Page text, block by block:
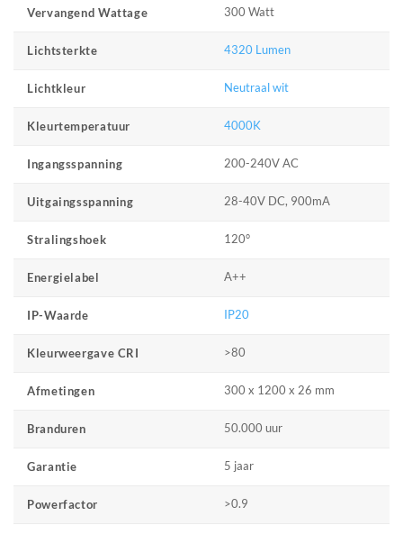
Vervangend Wattage 300 Watt
Lichtsterkte 4320 Lumen
Lichtkleur Neutraal wit
Kleurtemperatuur 4000K
Ingangsspanning 200-240V AC
Uitgaingsspanning 28-40V DC, 900mA
Stralingshoek 120°
Energielabel A++
IP-Waarde IP20
Kleurweergave CRI >80
Afmetingen 300 x 1200 x 26 mm
Branduren 50.000 uur
Garantie 5 jaar
Powerfactor >0.9